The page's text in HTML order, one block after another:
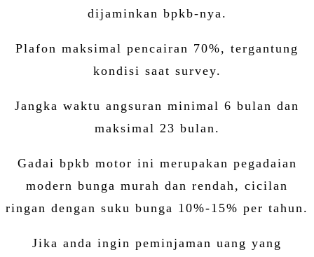
dijaminkan bpkb-nya.
Plafon maksimal pencairan 70%, tergantung
kondisi saat survey.
Jangka waktu angsuran minimal 6 bulan dan
maksimal 23 bulan.
Gadai bpkb motor ini merupakan pegadaian
modern bunga murah dan rendah, cicilan
ringan dengan suku bunga 10%-15% per tahun.
Jika anda ingin peminjaman uang yang